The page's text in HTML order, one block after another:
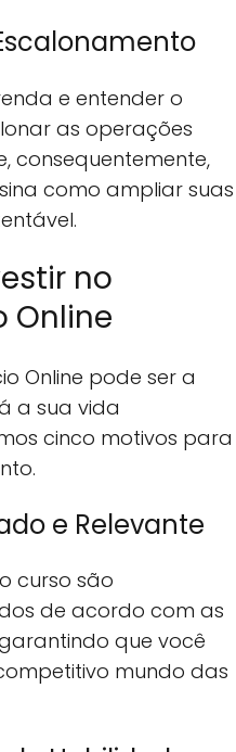
e entender o
as operações
consequentemente,
como ampliar suas
no
Online
Online pode ser a
a sua vida
cinco motivos para
e Relevante
curso são
de acordo com as
que você
mundo das